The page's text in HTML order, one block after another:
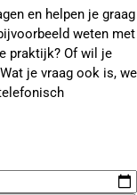
en helpen je graag
weten met
praktijk? Of wil je
je vraag ook is, we